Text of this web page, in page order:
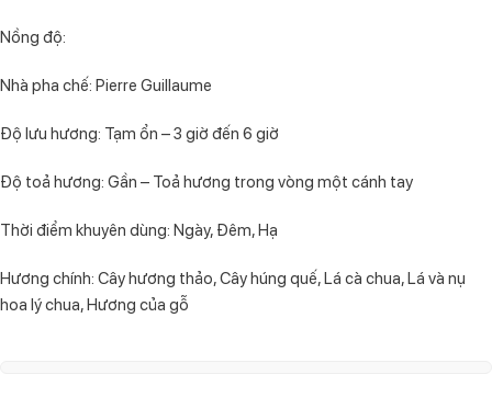
Nồng độ:
Nhà pha chế: Pierre Guillaume
Độ lưu hương: Tạm ổn – 3 giờ đến 6 giờ
Độ toả hương: Gần – Toả hương trong vòng một cánh tay
Thời điểm khuyên dùng: Ngày, Đêm, Hạ
Hương chính: Cây hương thảo, Cây húng quế, Lá cà chua, Lá và nụ
hoa lý chua, Hương của gỗ